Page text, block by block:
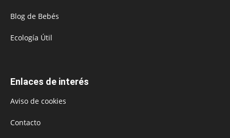
Blog de Bebés
Ecología Útil
Enlaces de interés
Aviso de cookies
Contacto